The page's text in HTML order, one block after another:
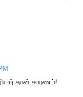
தான் காரணம்!